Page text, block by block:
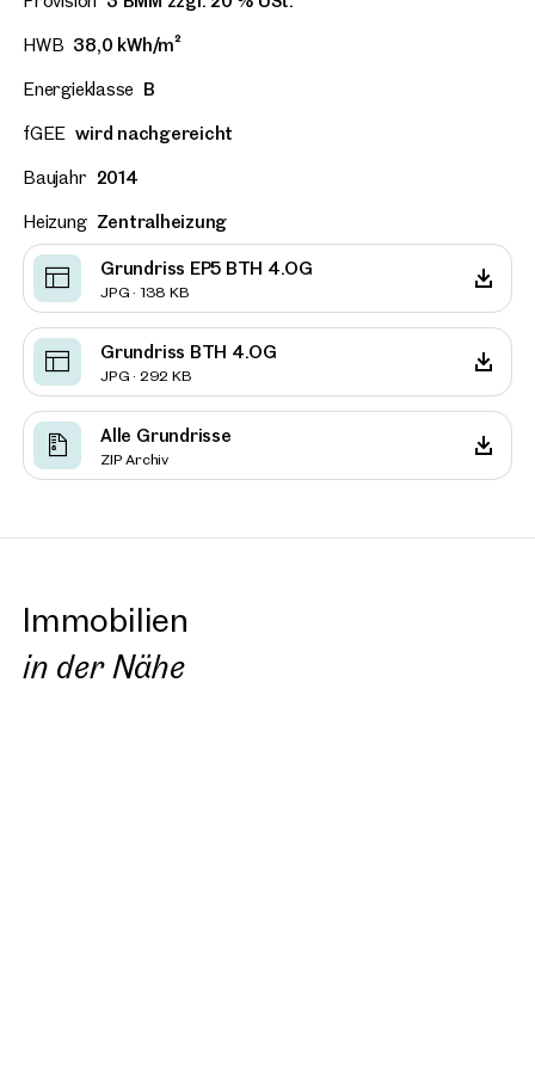
HWB 38,0 kWh/m²
Energieklasse B
fGEE wird nachgereicht
Baujahr 2014
Heizung Zentralheizung
Grundriss EP5 BTH 4.OG
JPG · 138 KB
Grundriss BTH 4.OG
JPG · 292 KB
Alle Grundrisse
ZIP Archiv
Immobilien
in der Nähe